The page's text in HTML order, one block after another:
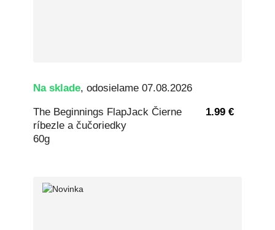
Na sklade, odosielame 07.08.2026
The Beginnings FlapJack Čierne
ríbezle a čučoriedky
60g
1.99 €